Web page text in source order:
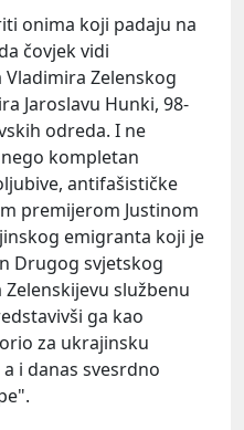
onima koji padaju na
čovjek vidi
Zelenskog
Jaroslavu Hunki, 98-
odreda. I ne
kompletan
antifašističke
premijerom Justinom
emigranta koji je
Drugog svjetskog
službenu
ga kao
za ukrajinsku
i danas svesrdno